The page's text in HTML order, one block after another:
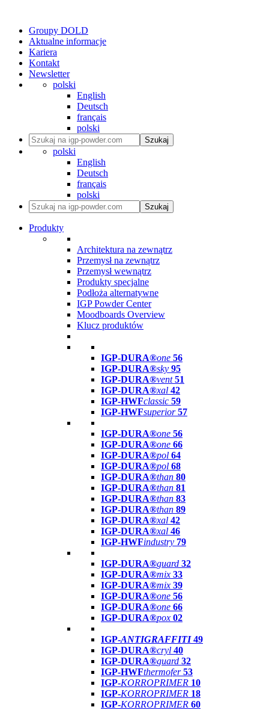
Groupy DOLD
Aktualne informacje
Kariera
Kontakt
Newsletter
polski
English
Deutsch
français
polski
Szukaj
polski
English
Deutsch
français
polski
Szukaj
Produkty
Architektura na zewnątrz
Przemysł na zewnątrz
Przemysł wewnątrz
Produkty specjalne
Podłoża alternatywne
IGP Powder Center
Moodboards Overview
Klucz produktów
IGP-DURA®one 56
IGP-DURA®sky 95
IGP-DURA®vent 51
IGP-DURA®xal 42
IGP-HWFclassic 59
IGP-HWFsuperior 57
IGP-DURA®one 56
IGP-DURA®one 66
IGP-DURA®pol 64
IGP-DURA®pol 68
IGP-DURA®than 80
IGP-DURA®than 81
IGP-DURA®than 83
IGP-DURA®than 89
IGP-DURA®xal 42
IGP-DURA®xal 46
IGP-HWFindustry 79
IGP-DURA®guard 32
IGP-DURA®mix 33
IGP-DURA®mix 39
IGP-DURA®one 56
IGP-DURA®one 66
IGP-DURA®pox 02
IGP-ANTIGRAFFITI49
IGP-DURA®cryl 40
IGP-DURA®guard 32
IGP-HWFthermofer 53
IGP-KORROPRIMER 10
IGP-KORROPRIMER 18
IGP-KORROPRIMER 60